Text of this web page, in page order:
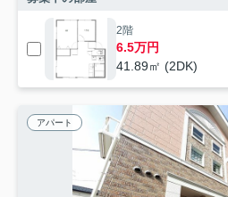
2階
6.5万円
41.89㎡ (2DK)
アパート